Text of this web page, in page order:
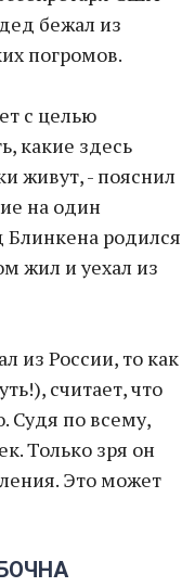
бежал из
погромов.
с целью
какие здесь
живут, - пояснил
на один
родился
жил и уехал из
из России, то как
считает, что
Судя по всему,
Только зря он
Это может